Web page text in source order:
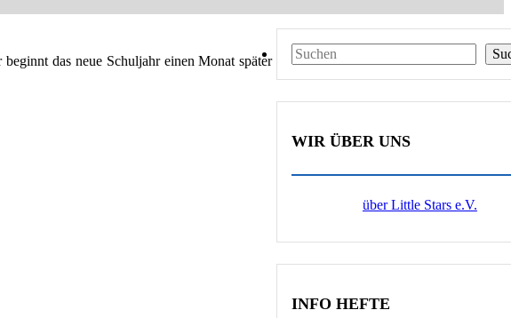
das neue Schuljahr einen Monat später als sonst üblich. Auch unsere
Suchen
WIR ÜBER UNS
über Little Stars e.V.
INFO HEFTE